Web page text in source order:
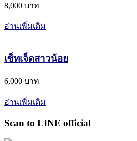
8,000 บาท
อ่านเพิ่มเติม
เซ็ทเจ็ดสาวน้อย
6,000 บาท
อ่านเพิ่มเติม
Scan to LINE official